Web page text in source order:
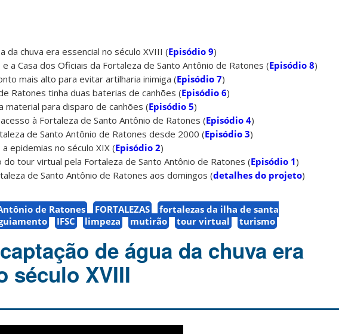
da chuva era essencial no século XVIII (Episódio 9)
a Casa dos Oficiais da Fortaleza de Santo Antônio de Ratones (Episódio 8)
mais alto para evitar artilharia inimiga (Episódio 7)
Ratones tinha duas baterias de canhões (Episódio 6)
material para disparo de canhões (Episódio 5)
à Fortaleza de Santo Antônio de Ratones (Episódio 4)
de Santo Antônio de Ratones desde 2000 (Episódio 3)
epidemias no século XIX (Episódio 2)
tour virtual pela Fortaleza de Santo Antônio de Ratones (Episódio 1)
de Santo Antônio de Ratones aos domingos (detalhes do projeto)
de Ratones FORTALEZAS
fortalezas da ilha de santa
IFSC limpeza mutirão tour virtual turismo
de água da chuva era
século XVIII